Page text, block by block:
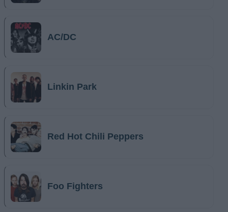
AC/DC
Linkin Park
Red Hot Chili Peppers
Foo Fighters